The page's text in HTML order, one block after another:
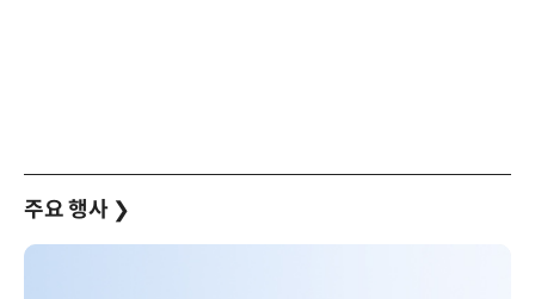
주요 행사 ❯